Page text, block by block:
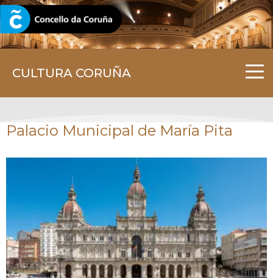
CULTURA CORUÑA
CORUNA.GAL
Palacio Municipal de María Pita